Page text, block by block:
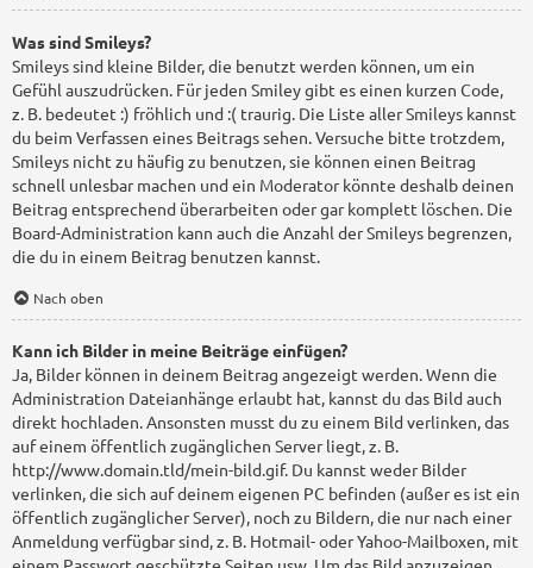
Was sind Smileys?
Smileys sind kleine Bilder, die benutzt werden können, um ein
Gefühl auszudrücken. Für jeden Smiley gibt es einen kurzen Code,
z. B. bedeutet :) fröhlich und :( traurig. Die Liste aller Smileys kannst
du beim Verfassen eines Beitrags sehen. Versuche bitte trotzdem,
Smileys nicht zu häufig zu benutzen, sie können einen Beitrag
schnell unlesbar machen und ein Moderator könnte deshalb deinen
Beitrag entsprechend überarbeiten oder gar komplett löschen. Die
Board-Administration kann auch die Anzahl der Smileys begrenzen,
die du in einem Beitrag benutzen kannst.
Nach oben
Kann ich Bilder in meine Beiträge einfügen?
Ja, Bilder können in deinem Beitrag angezeigt werden. Wenn die
Administration Dateianhänge erlaubt hat, kannst du das Bild auch
direkt hochladen. Ansonsten musst du zu einem Bild verlinken, das
auf einem öffentlich zugänglichen Server liegt, z. B.
http://www.domain.tld/mein-bild.gif. Du kannst weder Bilder
verlinken, die sich auf deinem eigenen PC befinden (außer es ist ein
öffentlich zugänglicher Server), noch zu Bildern, die nur nach einer
Anmeldung verfügbar sind, z. B. Hotmail- oder Yahoo-Mailboxen, mit